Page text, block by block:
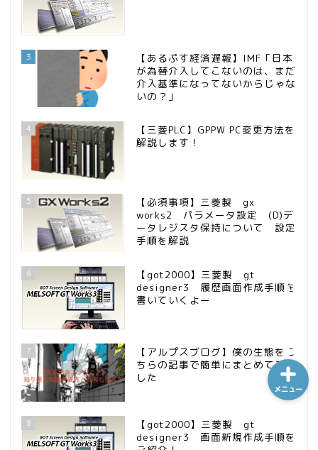
3
【あるぷす経済遅報】IMF「日本
が為替介入してこないのは、まだ
介入基準になってないからじゃな
いの？」
4
【三菱PLC】GPPW PC変更方法を
解説します！
5
【必須事項】三菱製 gx
works2 パラメータ設定 (D)デ
ータレジスタ保持について 設定
手順を解説
6
【got2000】三菱製 gt
designer3 履歴画面作成手順を
書いていくよー
7
【アルプスブログ】僕の生態をこ
ちらの記事で簡単にまとめてみま
した
8
【got2000】三菱製 gt
designer3 画面新規作成手順を
メニュー
シーケンス制御
趣味